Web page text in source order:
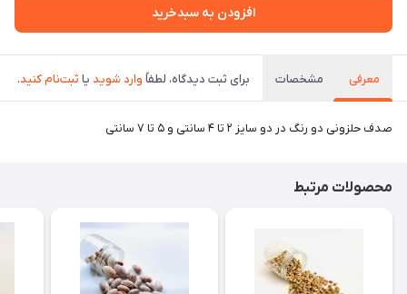
افزودن به سبدخرید
معرفی مشخصات برای ثبت دیدگاه، لطفاً وارد شوید یا ثبت‌نام کنید.
صدف حلزونی دو رنگ در دو سایز ۲ تا ۴ سانتی و ۵ تا ۷ سانتی
محصولات مرتبط